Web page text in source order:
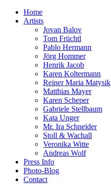
Home
Artists
Jovan Balov
Tom Früchtl
Pablo Hermann
Jörg Hommer
Henrik Jacob
Karen Koltermann
Reiner Maria Matysik
Matthias Mayer
Karen Scheper
Gabriele Stellbaum
Kata Unger
Mr. Ira Schneider
Stoll & Wachall
Veronika Witte
Andreas Wolf
Press Info
Photo-Blog
Contact